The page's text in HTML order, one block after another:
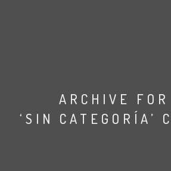
ARCHIVE
‘SIN CATEGORÍA’